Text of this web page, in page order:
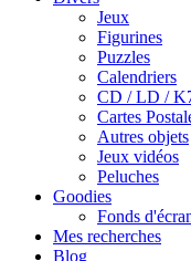
Jeux
Figurines
Puzzles
Calendriers
CD / LD /
Cartes
Autres objets
Jeux vidéos
Peluches
Goodies
Fonds
Mes recherches
Blog